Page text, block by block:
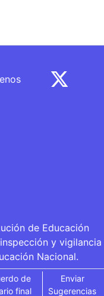
de Educación
y vigilancia
Nacional.
de
final
Enviar
Sugerencias